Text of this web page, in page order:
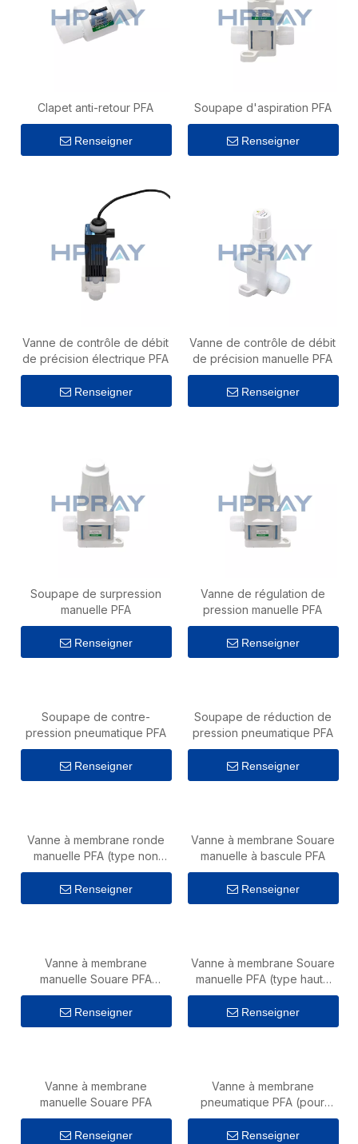
Clapet anti-retour PFA
Renseigner
Soupape d'aspiration PFA
Renseigner
Vanne de contrôle de débit
de précision électrique PFA
Renseigner
Vanne de contrôle de débit
de précision manuelle PFA
Renseigner
Soupape de surpression
manuelle PFA
Renseigner
Vanne de régulation de
pression manuelle PFA
Renseigner
Soupape de contre-
pression pneumatique PFA
Renseigner
Soupape de réduction de
pression pneumatique PFA
Renseigner
Vanne à membrane ronde
manuelle PFA (type non
métallique)
Renseigner
Vanne à membrane Souare
manuelle à bascule PFA
Renseigner
Vanne à membrane
manuelle Souare PFA
(grande taille)
Renseigner
Vanne à membrane Souare
manuelle PFA (type haute
température)
Renseigner
Vanne à membrane
manuelle Souare PFA
Renseigner
Vanne à membrane
pneumatique PFA (pour
lisier CMP)
Renseigner